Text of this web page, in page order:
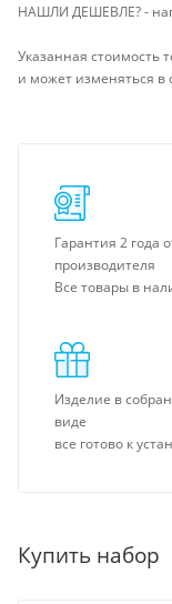
НАШЛИ ДЕШЕВЛЕ? -
Указанная стоимость
и может изменяться в
Гарантия 2 года
производителя
Все товары в
Изделие в
виде
все готово к
Купить набор